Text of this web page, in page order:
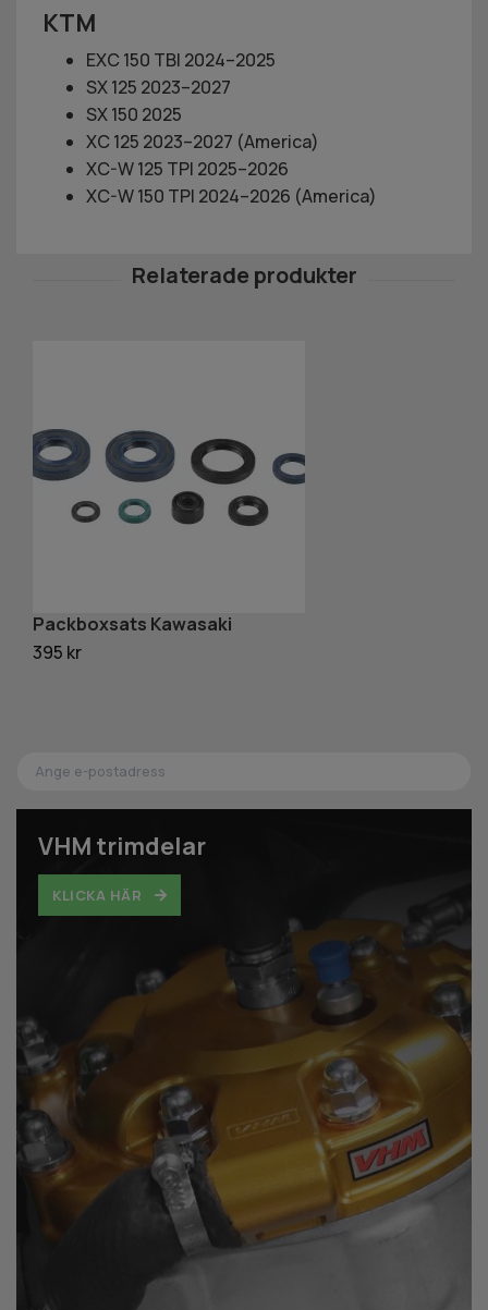
VHM trimdelar
KLICKA HÄR
KTM
EXC 150 TBI 2024–2025
SX 125 2023–2027
SX 150 2025
XC 125 2023–2027 (America)
XC-W 125 TPI 2025–2026
XC-W 150 TPI 2024–2026 (America)
Packboxsats Kawasaki
395 kr